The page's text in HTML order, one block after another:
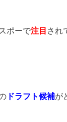
ポーで注目 され
ドラフト候補が